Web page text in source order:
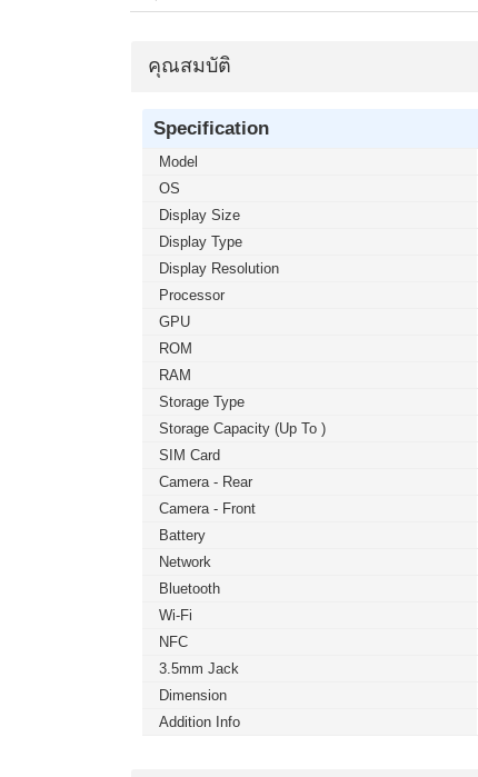
คุณสมบัติ
Specification
Model
OS
Display Size
Display Type
Display Resolution
Processor
GPU
ROM
RAM
Storage Type
Storage Capacity (up To )
SIM Card
Camera - Rear
Camera - Front
Battery
Network
Bluetooth
Wi-Fi
NFC
3.5mm Jack
Dimension
Addition Info